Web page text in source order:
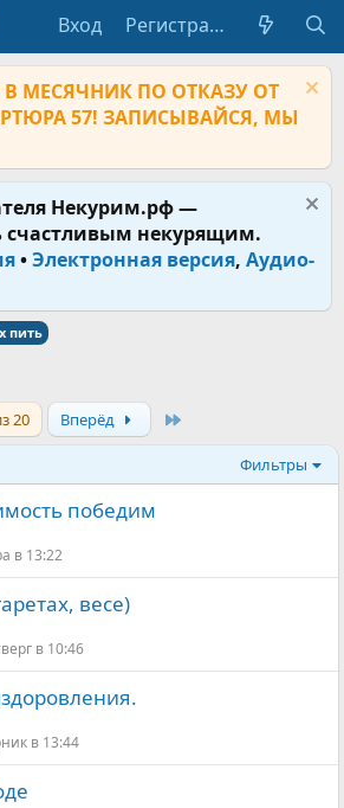
Вход Регистрация
МЕСЯЧНИК ПО ОТКАЗУ ОТ
57! ЗАПИСЫВАЙСЯ, МЫ
Некурим.рф —
счастливым некурящим.
•Электронная версия, Аудио-
пить
20 Вперёд
Фильтры
победим
в 13:22
весе)
в 10:46
в 13:44